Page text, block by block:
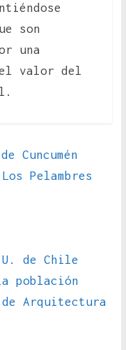
son
una
el valor del
Cuncumén
Pelambres
de Chile
población
Arquitectura